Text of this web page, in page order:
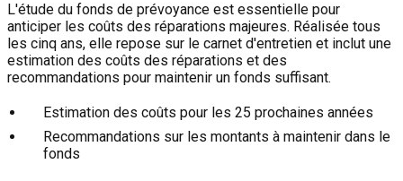
L'étude du fonds de prévoyance est essentielle pour
anticiper les coûts des réparations majeures. Réalisée tous
les cinq ans, elle repose sur le carnet d'entretien et inclut une
estimation des coûts des réparations et des
recommandations pour maintenir un fonds suffisant.
Estimation des coûts pour les 25 prochaines années
Recommandations sur les montants à maintenir dans le
fonds